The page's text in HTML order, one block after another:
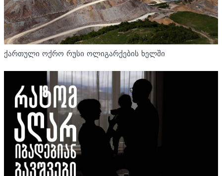
ქართული ოქრო რუსი ოლიგარქების ხელში